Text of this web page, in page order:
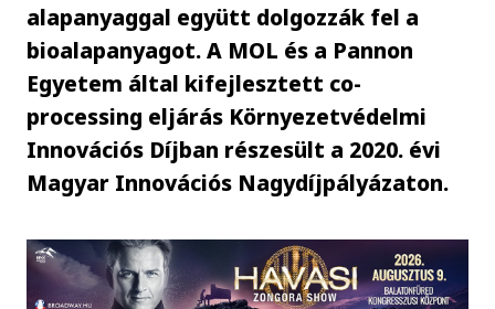
alapanyaggal együtt dolgozzák fel a
bioalapanyagot. A MOL és a Pannon
Egyetem által kifejlesztett co-
processing eljárás Környezetvédelmi
Innovációs Díjban részesült a 2020. évi
Magyar Innovációs Nagydíjpályázaton.